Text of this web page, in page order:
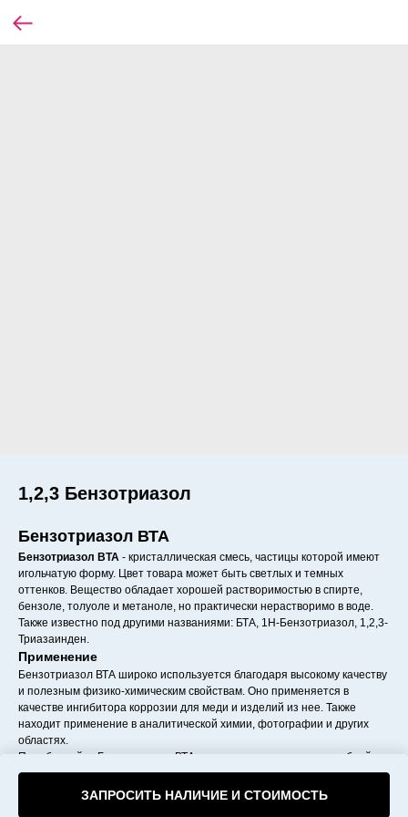
1,2,3 Бензотриазол
ЗАПРОСИТЬ НАЛИЧИЕ И СТОИМОСТЬ
Бензотриазол ВТА
Бензотриазол ВТА - кристаллическая смесь, частицы которой имеют
игольчатую форму. Цвет товара может быть светлых и темных
оттенков. Вещество обладает хорошей растворимостью в спирте,
бензоле, толуоле и метаноле, но практически нерастворимо в воде.
Также известно под другими названиями: БТА, 1H-Бензотриазол, 1,2,3-
Триазаинден.
Применение
Бензотриазол ВТА широко используется благодаря высокому качеству
и полезным физико-химическим свойствам. Оно применяется в
качестве ингибитора коррозии для меди и изделий из нее. Также
находит применение в аналитической химии, фотографии и других
областях.
Приобретайте Бензотриазол ВТА по выгодным условиям с удобной
доставкой и получайте хорошие скидки.